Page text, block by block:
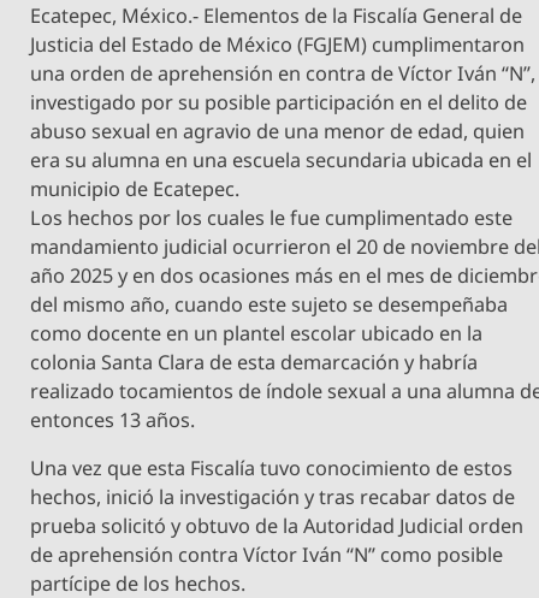
Ecatepec, México.- Elementos de la Fiscalía General de
Justicia del Estado de México (FGJEM) cumplimentaron
una orden de aprehensión en contra de Víctor Iván “N”,
investigado por su posible participación en el delito de
abuso sexual en agravio de una menor de edad, quien
era su alumna en una escuela secundaria ubicada en el
municipio de Ecatepec.
Los hechos por los cuales le fue cumplimentado este
mandamiento judicial ocurrieron el 20 de noviembre
año 2025 y en dos ocasiones más en el mes de
del mismo año, cuando este sujeto se desempeñaba
como docente en un plantel escolar ubicado en la
colonia Santa Clara de esta demarcación y habría
realizado tocamientos de índole sexual a una alumna
entonces 13 años.
Una vez que esta Fiscalía tuvo conocimiento de estos
hechos, inició la investigación y tras recabar datos de
prueba solicitó y obtuvo de la Autoridad Judicial orden
de aprehensión contra Víctor Iván “N” como posible
partícipe de los hechos.